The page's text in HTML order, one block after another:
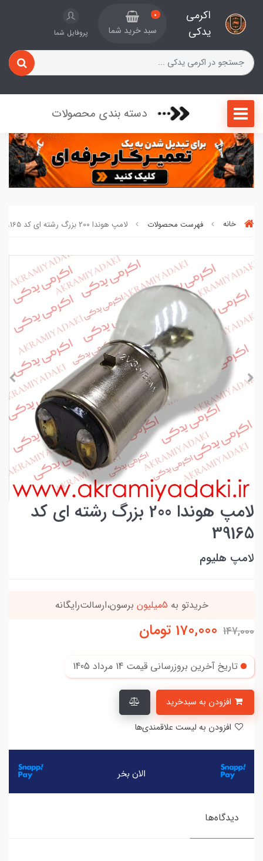
اکرمی
یدکی
0
سبد خرید شما پروفایل شما
دسته بندی محصولات
خانه فهرست محصولات لامپ هوندا 200 بزرگ رشته ای کد 39165
لامپ هوندا 200 بزرگ رشته ای کد
39165
لامپ هلیوم
این کالا رو میتونی4 قسطه بخری
147,000
170,000 تومان
تاریخ آخرین بروزرسانی قیمت 14 مرداد 1405
دیدگاه‌ها